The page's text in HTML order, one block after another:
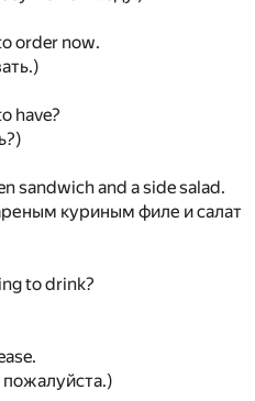
order now.
have?
sandwich and a side salad.
куриным филе и салат
to drink?